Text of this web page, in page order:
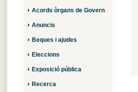
Acords òrgans de Govern
Anuncis
Beques i ajudes
Eleccions
Exposició pública
Recerca